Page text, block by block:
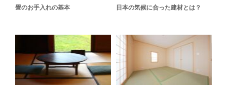
畳のお手入れの基本 日本の気候に合った建材とは？